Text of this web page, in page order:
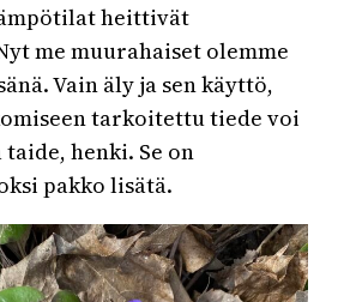
heittivät
me muurahaiset olemme
Vain äly ja sen käyttö,
tarkoitettu tiede voi
henki. Se on
pakko lisätä.